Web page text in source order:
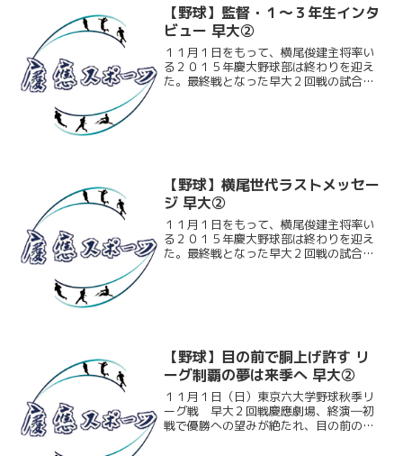
【野球】監督・１～３年生インタ
ビュー 早大②
１１月１日をもって、横尾俊建主将率い
る２０１５年慶大野球部は終わりを迎え
た。最終戦となった早大２回戦の試合後
【野球】横尾世代ラストメッセー
ジ 早大②
１１月１日をもって、横尾俊建主将率い
る２０１５年慶大野球部は終わりを迎え
た。最終戦となった早大２回戦の試合後
【野球】目の前で胴上げ許す リ
ーグ制覇の夢は来季へ 早大②
１１月１日（日）東京六大学野球秋季リ
ーグ戦 早大２回戦慶應劇場、終演―初
戦で優勝への望みが絶たれ、目の前の胴